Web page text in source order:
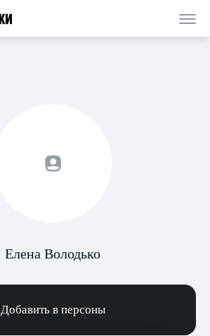
Елена Володько
Добавить в персоны